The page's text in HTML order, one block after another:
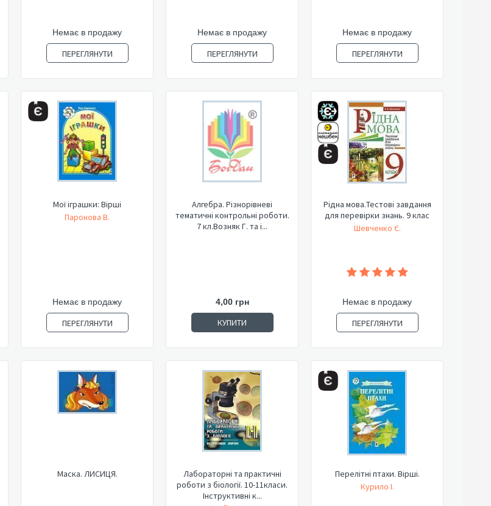
Немає в продажу
ПЕРЕГЛЯНУТИ
Немає в продажу
ПЕРЕГЛЯНУТИ
Немає в продажу
ПЕРЕГЛЯНУТИ
Мої іграшки: Вірші
Паронова В.
Немає в продажу
ПЕРЕГЛЯНУТИ
Алгебра. Різнорівневі
тематичні контрольні роботи.
7 кл.Возняк Г. та і...
4,00 грн
КУПИТИ
Рідна мова.Тестові завдання
для перевірки знань. 9 клас
Шевченко Є.
Немає в продажу
ПЕРЕГЛЯНУТИ
Маска. ЛИСИЦЯ.
Лабораторні та практичні
роботи з біології. 10-11класи.
Інструктивні к...
Перелітні птахи. Вірші.
Курило І.